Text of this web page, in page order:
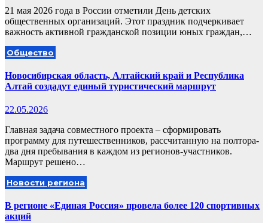
21 мая 2026 года в России отметили День детских
общественных организаций. Этот праздник подчеркивает
важность активной гражданской позиции юных граждан,…
Общество
Новосибирская область, Алтайский край и Республика
Алтай создадут единый туристический маршрут
22.05.2026
Главная задача совместного проекта – сформировать
программу для путешественников, рассчитанную на полтора-
два дня пребывания в каждом из регионов-участников.
Маршрут решено…
Новости региона
В регионе «Единая Россия» провела более 120 спортивных
акций